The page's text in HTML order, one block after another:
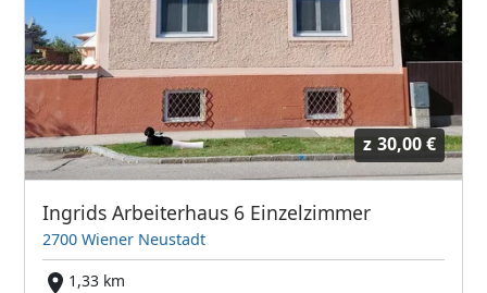
z 30,00 €
Ingrids Arbeiterhaus 6 Einzelzimmer
2700 Wiener Neustadt
1,33 km